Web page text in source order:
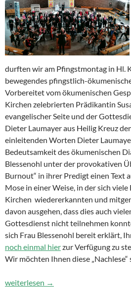
durften wir am Pfingstmontag in Hl.
bewegendes pfingstlich-
Vorbereitet vom ökumenischen
Kirchen zelebrierten Prädikantin
evangelischer Seite und der
Dieter Laumayer aus Heilig Kreuz
einleitenden Worten Dieter
Bedeutsamkeit des ökumenischen
Blessenohl unter der provokativen
Burnout“ in ihrer Predigt einen Text
Mose in einer Weise, in der sich
Kirchen wiedererkannten und
davon ausgehen, dass dies auch
Gottesdienst nicht teilnehmen
sich Frau Blessenohl bereit erklärt,
noch einmal hierzur Verfügung zu
Wir möchten Ihnen diese „Nachlese“
„Erschallet, ihr Lieder“ und „Mose hat
weiterlesen →